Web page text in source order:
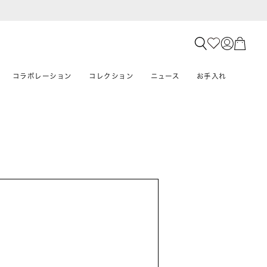
コラボレーション コレクション ニュース お手入れ